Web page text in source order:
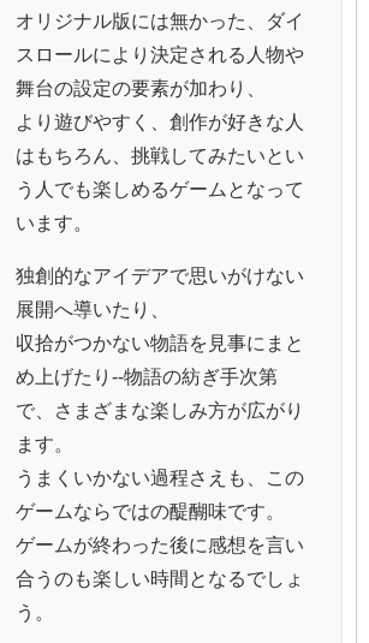
オリジナル版には無かった、ダイ
スロールにより決定される人物や
舞台の設定の要素が加わり、
より遊びやすく、創作が好きな人
はもちろん、挑戦してみたいとい
う人でも楽しめるゲームとなって
います。
独創的なアイデアで思いがけない
展開へ導いたり、
収拾がつかない物語を見事にまと
め上げたり--物語の紡ぎ手次第
で、さまざまな楽しみ方が広がり
ます。
うまくいかない過程さえも、この
ゲームならではの醍醐味です。
ゲームが終わった後に感想を言い
合うのも楽しい時間となるでしょ
う。